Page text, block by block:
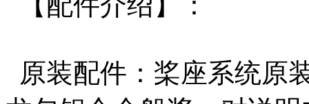
原装配件：桨座系统原